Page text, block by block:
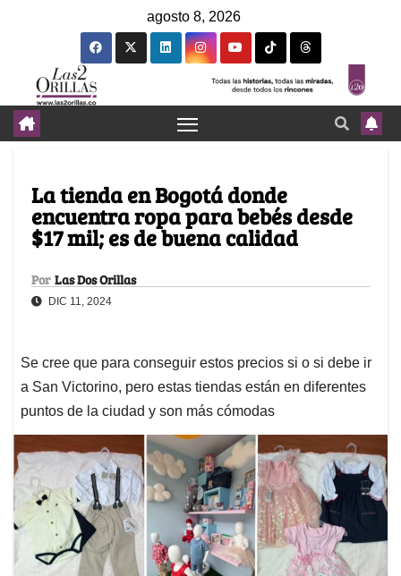
agosto 8, 2026
La tienda en Bogotá donde
encuentra ropa para bebés desde
$17 mil; es de buena calidad
Por Las Dos Orillas
DIC 11, 2024
Se cree que para conseguir estos precios si o si debe ir
a San Victorino, pero estas tiendas están en diferentes
puntos de la ciudad y son más cómodas